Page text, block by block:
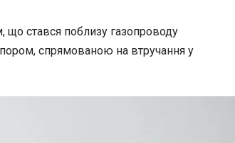
що стався поблизу газопроводу
спрямованою на втручання у